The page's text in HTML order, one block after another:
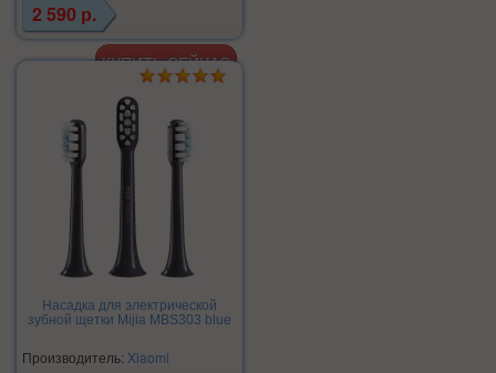
2 590 р.
Насадка для электрической
зубной щетки Mijia MBS303 blue
Производитель: Xiaomi